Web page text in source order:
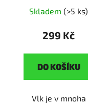
Skladem (>5 ks)
299 Kč
DO KOŠÍKU
Vlk je v mnoha